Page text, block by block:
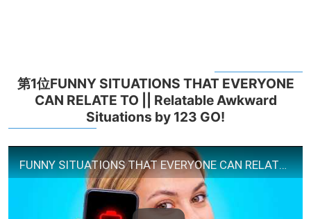
第1位FUNNY SITUATIONS THAT EVERYONE
CAN RELATE TO || Relatable Awkward
Situations by 123 GO!
FUNNY SITUATIONS THAT EVERYONE CAN RELATE TO || Relatable Awkward Situations by 123 GO!